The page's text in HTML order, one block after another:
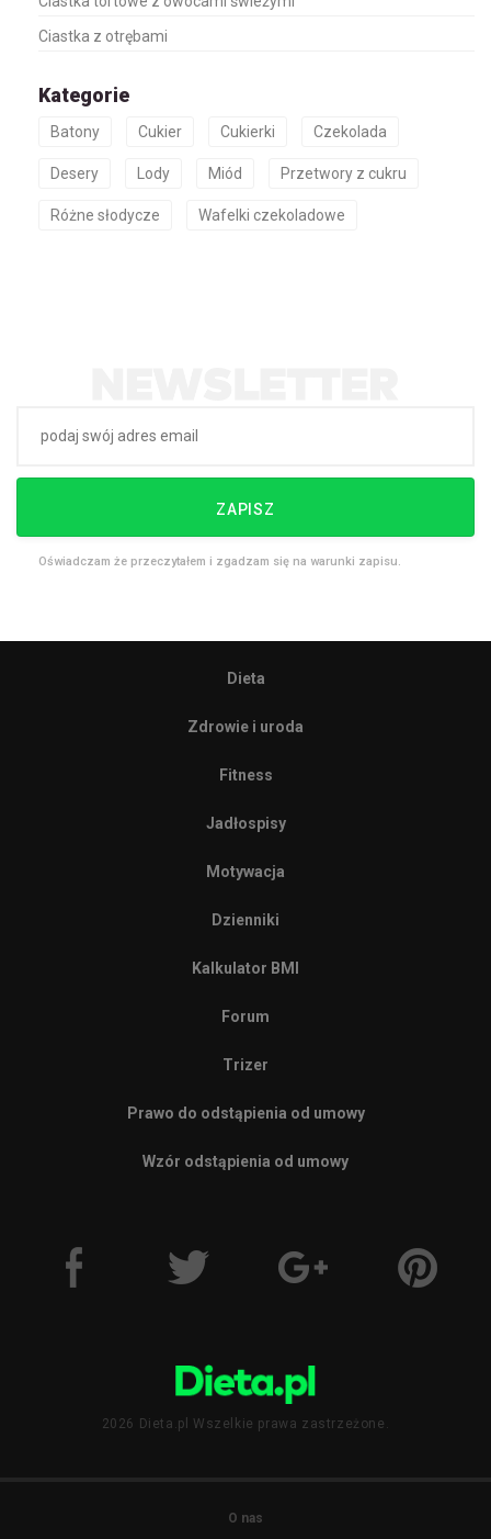
Ciastka z otrębami
Kategorie
Batony Cukier Cukierki Czekolada
Desery Lody Miód Przetwory z cukru
Różne słodycze Wafelki czekoladowe
ZAPISZ
Oświadczam że przeczytałem i zgadzam się na warunki zapisu.
Dieta
Zdrowie i uroda
Fitness
Jadłospisy
Motywacja
Dzienniki
Kalkulator BMI
Forum
Trizer
Prawo do odstąpienia od umowy
Wzór odstąpienia od umowy
2026 Dieta.pl Wszelkie prawa zastrzeżone.
O nas